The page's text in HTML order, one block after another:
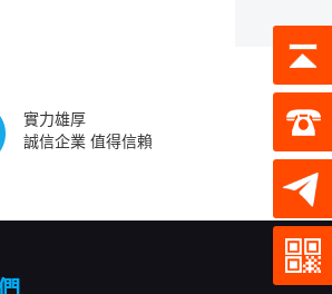
實力雄厚
誠信企業 值得信賴